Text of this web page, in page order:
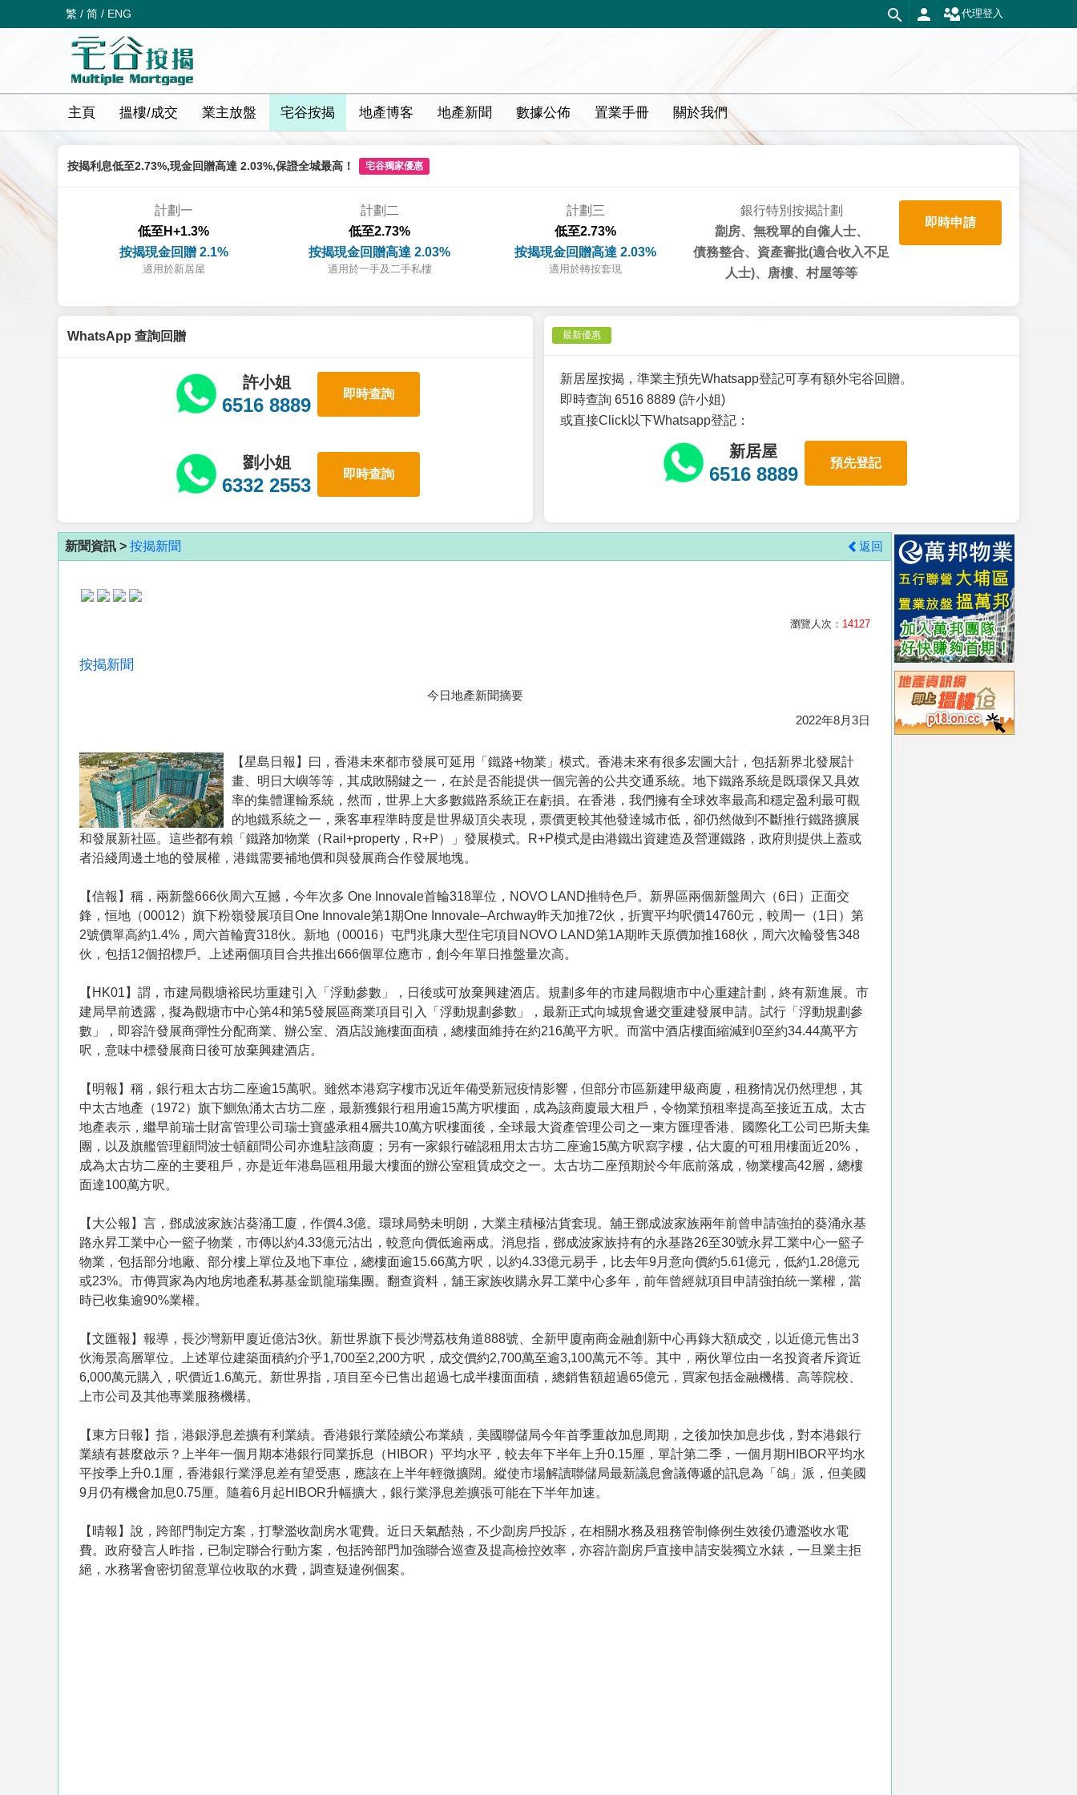
繁 / 简 / ENG 代理登入
主頁 搵樓/成交 業主放盤 宅谷按揭 地產博客 地產新聞 數據公佈 置業手冊 關於我們
按揭利息低至2.73%,現金回贈高達 2.03%,保證全城最高！ 宅谷獨家優惠
計劃一
低至H+1.3%
按揭現金回贈 2.1%
適用於新居屋
計劃二
低至2.73%
按揭現金回贈高達 2.03%
適用於一手及二手私樓
計劃三
低至2.73%
按揭現金回贈高達 2.03%
適用於轉按套現
銀行特別按揭計劃
劏房、無稅單的自僱人士、
債務整合、資產審批(適合收入不足
人士)、唐樓、村屋等等
即時申請
WhatsApp 查詢回贈
許小姐
6516 8889
即時查詢
劉小姐
6332 2553
即時查詢
最新優惠
新居屋按揭，準業主預先Whatsapp登記可享有額外宅谷回贈。
即時查詢 6516 8889 (許小姐)
或直接Click以下Whatsapp登記：
新居屋
6516 8889
預先登記
新聞資訊 > 按揭新聞 返回
瀏覽人次： 14127
按揭新聞
今日地產新聞摘要
2022年8月3日
【星島日報】曰，香港未來都市發展可延用「鐵路+物業」模式。香港未來有很多宏圖大計，包括新界北發展計
畫、明日大嶼等等，其成敗關鍵之一，在於是否能提供一個完善的公共交通系統。地下鐵路系統是既環保又具效
率的集體運輸系統，然而，世界上大多數鐵路系統正在虧損。在香港，我們擁有全球效率最高和穩定盈利最可觀
的地鐵系統之一，乘客車程準時度是世界級頂尖表現，票價更較其他發達城市低，卻仍然做到不斷推行鐵路擴展
和發展新社區。這些都有賴「鐵路加物業（Rail+property，R+P）」發展模式。R+P模式是由港鐵出資建造及營運鐵路，政府則提供上蓋或
者沿綫周邊土地的發展權，港鐵需要補地價和與發展商合作發展地塊。
【信報】稱，兩新盤666伙周六互撼，今年次多 One Innovale首輪318單位，NOVO LAND推特色戶。新界區兩個新盤周六（6日）正面交
鋒，恒地（00012）旗下粉嶺發展項目One Innovale第1期One Innovale–Archway昨天加推72伙，折實平均呎價14760元，較周一（1日）第
2號價單高約1.4%，周六首輪賣318伙。新地（00016）屯門兆康大型住宅項目NOVO LAND第1A期昨天原價加推168伙，周六次輪發售348
伙，包括12個招標戶。上述兩個項目合共推出666個單位應市，創今年單日推盤量次高。
【HK01】謂，市建局觀塘裕民坊重建引入「浮動參數」，日後或可放棄興建酒店。規劃多年的市建局觀塘市中心重建計劃，終有新進展。市
建局早前透露，擬為觀塘市中心第4和第5發展區商業項目引入「浮動規劃參數」，最新正式向城規會遞交重建發展申請。試行「浮動規劃參
數」，即容許發展商彈性分配商業、辦公室、酒店設施樓面面積，總樓面維持在約216萬平方呎。而當中酒店樓面縮減到0至約34.44萬平方
呎，意味中標發展商日後可放棄興建酒店。
【明報】稱，銀行租太古坊二座逾15萬呎。雖然本港寫字樓市况近年備受新冠疫情影響，但部分市區新建甲級商廈，租務情况仍然理想，其
中太古地產（1972）旗下鰂魚涌太古坊二座，最新獲銀行租用逾15萬方呎樓面，成為該商廈最大租戶，令物業預租率提高至接近五成。太古
地產表示，繼早前瑞士財富管理公司瑞士寶盛承租4層共10萬方呎樓面後，全球最大資產管理公司之一東方匯理香港、國際化工公司巴斯夫集
團，以及旗艦管理顧問波士頓顧問公司亦進駐該商廈；另有一家銀行確認租用太古坊二座逾15萬方呎寫字樓，佔大廈的可租用樓面近20%，
成為太古坊二座的主要租戶，亦是近年港島區租用最大樓面的辦公室租賃成交之一。太古坊二座預期於今年底前落成，物業樓高42層，總樓
面達100萬方呎。
【大公報】言， 鄧成波家族沽葵涌工廈，作價4.3億。環球局勢未明朗，大業主積極沽貨套現。舖王鄧成波家族兩年前曾申請強拍的葵涌永基
路永昇工業中心一籃子物業，市傳以約4.33億元沽出，較意向價低逾兩成。消息指，鄧成波家族持有的永基路26至30號永昇工業中心一籃子
物業，包括部分地廠、部分樓上單位及地下車位，總樓面逾15.66萬方呎，以約4.33億元易手，比去年9月意向價約5.61億元，低約1.28億元
或23%。市傳買家為內地房地產私募基金凱龍瑞集團。翻查資料，舖王家族收購永昇工業中心多年，前年曾經就項目申請強拍統一業權，當
時已收集逾90%業權。
【文匯報】報導，長沙灣新甲廈近億沽3伙。新世界旗下長沙灣荔枝角道888號、全新甲廈南商金融創新中心再錄大額成交，以近億元售出3
伙海景高層單位。上述單位建築面積約介乎1,700至2,200方呎，成交價約2,700萬至逾3,100萬元不等。其中，兩伙單位由一名投資者斥資近
6,000萬元購入，呎價近1.6萬元。新世界指，項目至今已售出超過七成半樓面面積，總銷售額超過65億元，買家包括金融機構、高等院校、
上市公司及其他專業服務機構。
【東方日報】指，港銀淨息差擴有利業績。香港銀行業陸續公布業績，美國聯儲局今年首季重啟加息周期，之後加快加息步伐，對本港銀行
業績有甚麼啟示？上半年一個月期本港銀行同業拆息（HIBOR）平均水平，較去年下半年上升0.15厘，單計第二季，一個月期HIBOR平均水
平按季上升0.1厘，香港銀行業淨息差有望受惠，應該在上半年輕微擴闊。縱使市場解讀聯儲局最新議息會議傳遞的訊息為「鴿」派，但美國
9月仍有機會加息0.75厘。隨着6月起HIBOR升幅擴大，銀行業淨息差擴張可能在下半年加速。
【晴報】說，跨部門制定方案，打擊濫收劏房水電費。近日天氣酷熱，不少劏房戶投訴，在相關水務及租務管制條例生效後仍遭濫收水電
費。政府發言人昨指，已制定聯合行動方案，包括跨部門加強聯合巡查及提高檢控效率，亦容許劏房戶直接申請安裝獨立水錶，一旦業主拒
絕，水務署會密切留意單位收取的水費，調查疑違例個案。